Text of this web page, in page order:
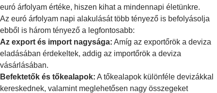
euró árfolyam értéke, hiszen kihat a mindennapi életünkre.
Az euró árfolyam napi alakulását több tényező is befolyásolja
ebből is három tényező a legfontosabb:
Az export és import nagysága: Amíg az exportőrök a deviza
eladásában érdekeltek, addig az importőrök a deviza
vásárlásában.
Befektetők és tőkealapok: A tőkealapok különféle devizákkal
kereskednek, valamint meglehetősen nagy összegeket